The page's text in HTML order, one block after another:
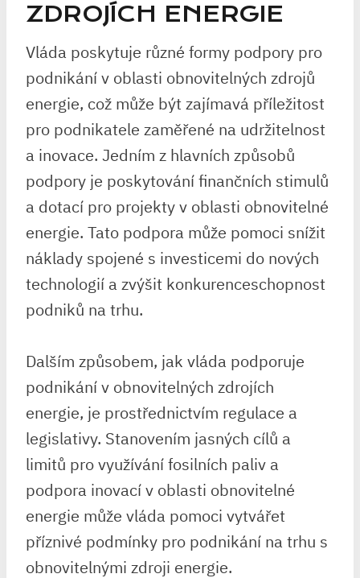
ZDROJÍCH ENERGIE
Vláda poskytuje různé formy podpory pro
podnikání v oblasti obnovitelných zdrojů
energie, což může být zajímavá příležitost
pro podnikatele zaměřené na udržitelnost
a inovace. Jedním z hlavních způsobů
podpory je poskytování finančních stimulů
a dotací pro projekty v oblasti obnovitelné
energie. Tato podpora může pomoci snížit
náklady spojené s investicemi do nových
technologií a zvýšit konkurenceschopnost
podniků na trhu.
Dalším způsobem, jak vláda podporuje
podnikání v obnovitelných zdrojích
energie, je prostřednictvím regulace a
legislativy. Stanovením jasných cílů a
limitů pro využívání fosilních paliv a
podpora inovací v oblasti obnovitelné
energie může vláda pomoci vytvářet
příznivé podmínky pro podnikání na trhu s
obnovitelnými zdroji energie.